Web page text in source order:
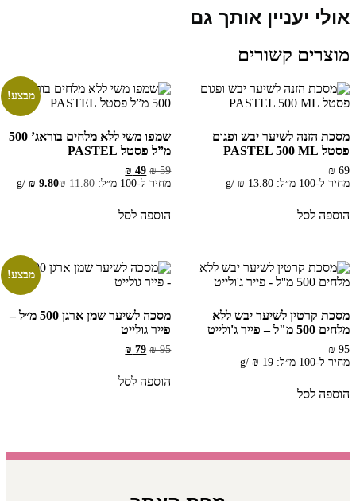
רבלון
אולי יעניין אותך גם
מוצרים קשורים
מסכת הזנה לשיער יבש ופגום
פסטל PASTEL 500 ML
₪ 69
מחיר ל-100 מ״ל:
₪ 13.80
/
g
הוספה לסל
מבצע!
שמפו משי ללא מלחים בוראג’ 500
מ”ל פסטל PASTEL
₪59
המחיר
המקורי
₪ 49
המחיר
הנוכחי
₪ 49.
מחיר ל-100 מ״ל: ₪11.80
₪ 9.80
/
g
הוספה לסל
מסכת קרטין לשיער יבש ללא
מלחים 500 מ"ל – פייר ג'ולייט
₪ 95
מחיר ל-100 מ״ל:
₪ 19
/
g
הוספה לסל
מבצע!
מסכה לשיער שמן ארגן 500 מ״ל –
פייר גולייט
₪95
המחיר
היה:
₪ 95.
₪ 79
המחיר
הוא:
₪ 79.
הוספה לסל